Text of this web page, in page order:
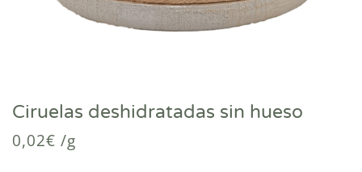
Ciruelas deshidratadas sin hueso
0,02€ /g